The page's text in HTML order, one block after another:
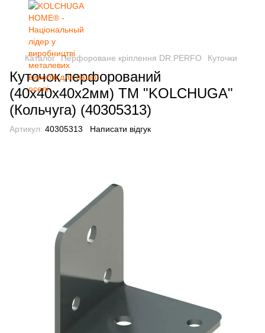
Каталог Перфороване кріплення DR.PERFO Куточки
Куточок перфорований
(40х40х40х2мм) ТМ "KOLCHUGA"
(Кольчуга) (40305313)
Артикул: 40305313 Написати відгук